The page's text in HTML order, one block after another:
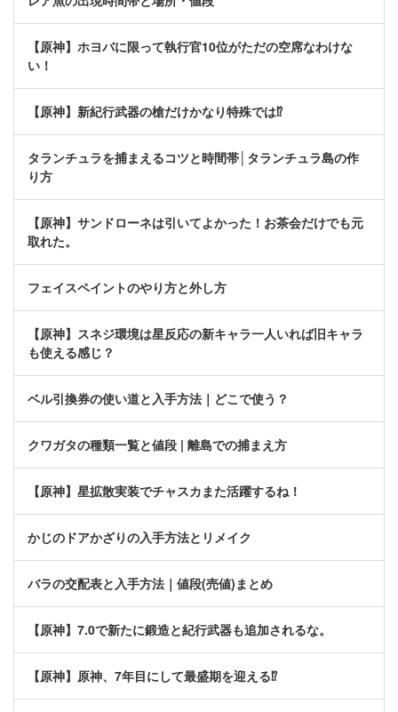
【原神】ホヨバに限って執行官10位がただの空席なわけな
い！
【原神】新紀行武器の槍だけかなり特殊では⁉
タランチュラを捕まえるコツと時間帯│タランチュラ島の作
り方
【原神】サンドローネは引いてよかった！お茶会だけでも元
取れた。
フェイスペイントのやり方と外し方
【原神】スネジ環境は星反応の新キャラ一人いれば旧キャラ
も使える感じ？
ベル引換券の使い道と入手方法｜どこで使う？
クワガタの種類一覧と値段 | 離島での捕まえ方
【原神】星拡散実装でチャスカまた活躍するね！
かじのドアかざりの入手方法とリメイク
バラの交配表と入手方法｜値段(売値)まとめ
【原神】7.0で新たに鍛造と紀行武器も追加されるな。
【原神】原神、7年目にして最盛期を迎える⁉